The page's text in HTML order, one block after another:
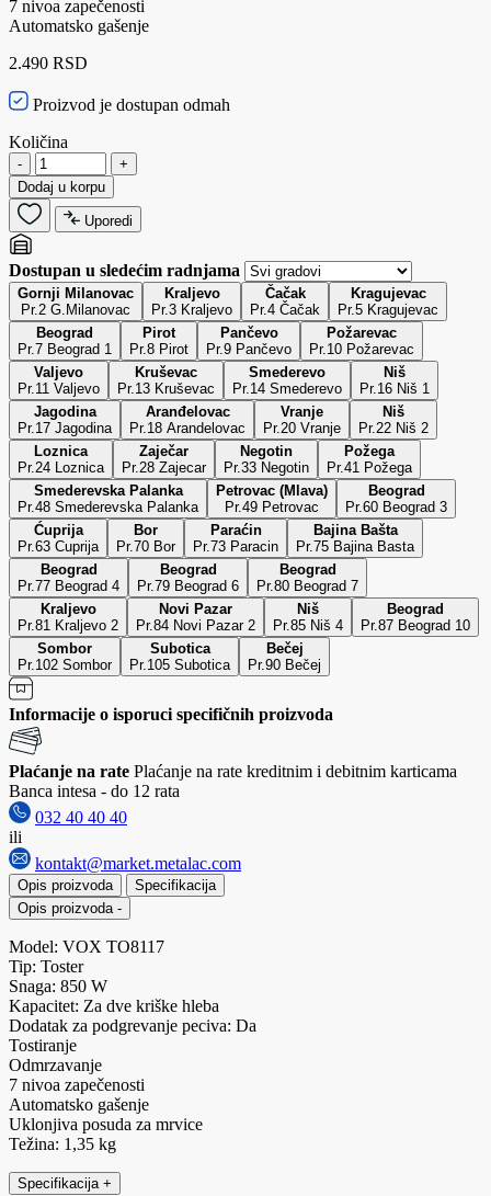
7 nivoa zapečenosti
Automatsko gašenje
2.490 RSD
Proizvod je dostupan odmah
Količina
-
+
Dodaj u korpu
Uporedi
Dostupan u sledećim radnjama
Gornji Milanovac
Pr.2 G.Milanovac
Kraljevo
Pr.3 Kraljevo
Čačak
Pr.4 Čačak
Kragujevac
Pr.5 Kragujevac
Beograd
Pr.7 Beograd 1
Pirot
Pr.8 Pirot
Pančevo
Pr.9 Pančevo
Požarevac
Pr.10 Požarevac
Valjevo
Pr.11 Valjevo
Kruševac
Pr.13 Kruševac
Smederevo
Pr.14 Smederevo
Niš
Pr.16 Niš 1
Jagodina
Pr.17 Jagodina
Aranđelovac
Pr.18 Arandelovac
Vranje
Pr.20 Vranje
Niš
Pr.22 Niš 2
Loznica
Pr.24 Loznica
Zaječar
Pr.28 Zajecar
Negotin
Pr.33 Negotin
Požega
Pr.41 Požega
Smederevska Palanka
Pr.48 Smederevska Palanka
Petrovac (Mlava)
Pr.49 Petrovac
Beograd
Pr.60 Beograd 3
Ćuprija
Pr.63 Cuprija
Bor
Pr.70 Bor
Paraćin
Pr.73 Paracin
Bajina Bašta
Pr.75 Bajina Basta
Beograd
Pr.77 Beograd 4
Beograd
Pr.79 Beograd 6
Beograd
Pr.80 Beograd 7
Kraljevo
Pr.81 Kraljevo 2
Novi Pazar
Pr.84 Novi Pazar 2
Niš
Pr.85 Niš 4
Beograd
Pr.87 Beograd 10
Sombor
Pr.102 Sombor
Subotica
Pr.105 Subotica
Bečej
Pr.90 Bečej
Informacije o isporuci specifičnih proizvoda
Plaćanje na rate Plaćanje na rate kreditnim i debitnim karticama
Banca intesa - do 12 rata
032 40 40 40
ili
kontakt@market.metalac.com
Opis proizvoda
Specifikacija
Opis proizvoda -
Model: VOX TO8117
Tip: Toster
Snaga: 850 W
Kapacitet: Za dve kriške hleba
Dodatak za podgrevanje peciva: Da
Tostiranje
Odmrzavanje
7 nivoa zapečenosti
Automatsko gašenje
Uklonjiva posuda za mrvice
Težina: 1,35 kg
Specifikacija +